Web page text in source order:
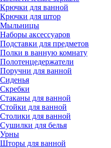
Крючки для ванной
Крючки для штор
Мыльницы
Наборы аксессуаров
Подставки для предметов
Полки в ванную комнату
Полотенцедержатели
Поручни для ванной
Сиденья
Скребки
Стаканы для ванной
Стойки для ванной
Столики для ванной
Сушилки для белья
Урны
Шторы для ванной